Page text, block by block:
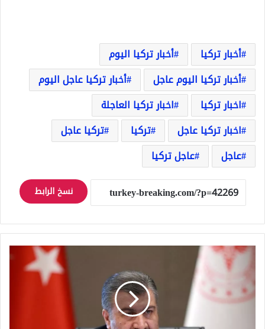
أخبار تركيا
أخبار تركيا اليوم
أخبار تركيا اليوم عاجل
أخبار تركيا عاجل اليوم
اخبار تركيا
اخبار تركيا العاجلة
اخبار تركيا عاجل
تركيا
تركيا عاجل
عاجل
عاجل تركيا
نسخ الرابط
تركيا
كبيراً
في